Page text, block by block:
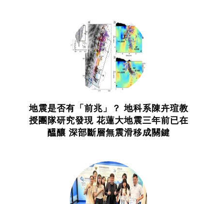
地震是否有「前兆」？ 地科系陳卉瑄教
授團隊研究發現 花蓮大地震三年前已在
醞釀 深部斷層無震滑移成關鍵